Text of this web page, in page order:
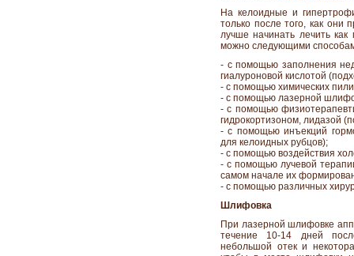
На келоидные и
только после того, как они
лучше начинать лечить
можно следующими
- с помощью заполнения
гиалуроновой кислотой
- с помощью химических
- с помощью лазерной
- с помощью
гидрокортизоном, лидазой
- с помощью инъекций
для келоидных рубцов);
- с помощью воздействия
- с помощью лучевой
самом начале их
- с помощью различных
Шлифовка
При лазерной шлифовке
течение 10-14 дней
небольшой отек и